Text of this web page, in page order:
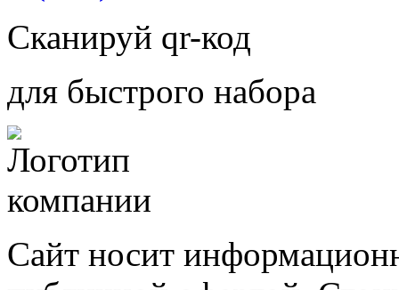
Сканируй qr-код
для быстрого набора
Сайт носит